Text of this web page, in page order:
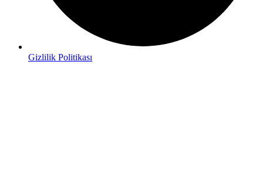
Gizlilik Politikası